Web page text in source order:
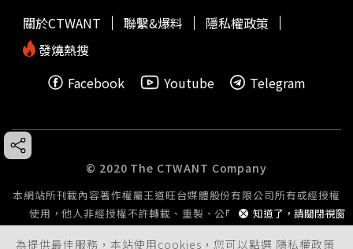
為提供最佳服務，本站使用cookies，您可以點選 隱私權政策
知道了，請關閉視窗
關於CTWANT 聯繫&爆料
隱私權政策
發燒熱搜
Facebook
Youtube Telegram
© 2020 The CTWANT Company
本網站所刊載內容著作權屬王道旺台媒體股份有限公司所有或經授權
使用，他人非經授權不許轉載、重製、公開播送或公開傳輸。